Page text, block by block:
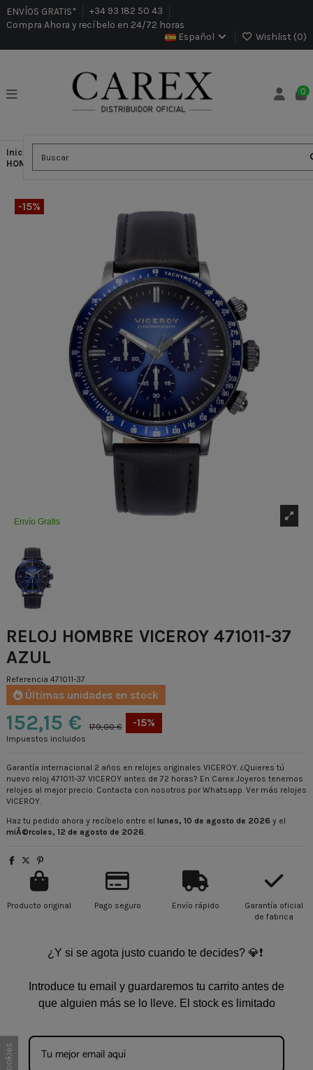
ENVÍOS GRATIS*
+34 93 182 50 43
Compra Ahora y recíbelo en 24/72 horas
Español
Wishlist (0)
0
Inicio
HOMBRE VICEROY 471011-37 AZUL
Envío Gratis
-15%
RELOJ HOMBRE VICEROY 471011-37
AZUL
Referencia 471011-37
Últimas unidades en stock
152,15 € 179,00 € -15%
Impuestos incluidos
Garantía internacional 2 años en relojes originales VICEROY. ¿Quieres tú
nuevo reloj 471011-37 VICEROY antes de 72 horas? En Carex Joyeros tenemos
relojes al mejor precio. Contacta con nosotros por Whatsapp. Ver más relojes
VICEROY
Haz tu pedido ahora y recíbelo entre el lunes, 10 de agosto de 2026 y el
miÃ©rcoles, 12 de agosto de 2026
Producto original Pago seguro Envío rápido
Garantía oficial
de fabrica
¿Y si se agota justo cuando te decides? 💎❗
Introduce tu email y guardaremos tu carrito antes de
que alguien más se lo lleve. El stock es limitado